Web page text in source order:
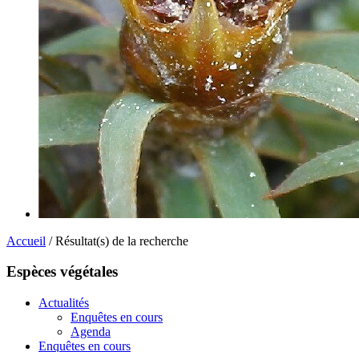
Accueil / Résultat(s) de la recherche
Espèces végétales
Actualités
Enquêtes en cours
Agenda
Enquêtes en cours